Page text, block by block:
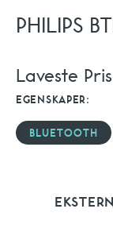
PHILIPS
Laveste
EGENSKAPER:
BLUETOOTH